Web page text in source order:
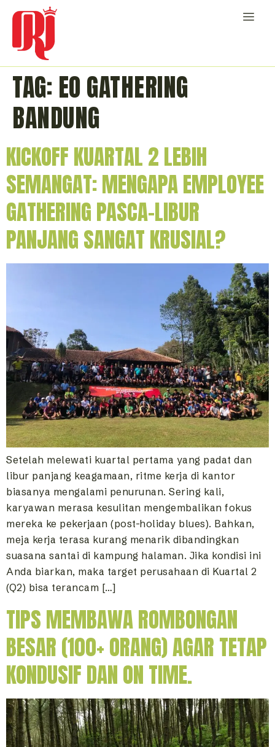
TAG: EO GATHERING
BANDUNG
KICKOFF KUARTAL 2 LEBIH
SEMANGAT: MENGAPA EMPLOYEE
GATHERING PASCA-LIBUR
PANJANG SANGAT KRUSIAL?
Setelah melewati kuartal pertama yang padat dan
libur panjang keagamaan, ritme kerja di kantor
biasanya mengalami penurunan. Sering kali,
karyawan merasa kesulitan mengembalikan fokus
mereka ke pekerjaan (post-holiday blues). Bahkan,
meja kerja terasa kurang menarik dibandingkan
suasana santai di kampung halaman. Jika kondisi ini
Anda biarkan, maka target perusahaan di Kuartal 2
(Q2) bisa terancam […]
TIPS MEMBAWA ROMBONGAN
BESAR (100+ ORANG) AGAR TETAP
KONDUSIF DAN ON TIME.